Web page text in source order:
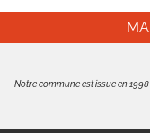
Notre commune est issue en